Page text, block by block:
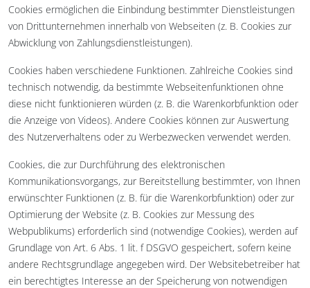
Cookies ermöglichen die Einbindung bestimmter Dienstleistungen
von Drittunternehmen innerhalb von Webseiten (z. B. Cookies zur
Abwicklung von Zahlungsdienstleistungen).
Cookies haben verschiedene Funktionen. Zahlreiche Cookies sind
technisch notwendig, da bestimmte Webseitenfunktionen ohne
diese nicht funktionieren würden (z. B. die Warenkorbfunktion oder
die Anzeige von Videos). Andere Cookies können zur Auswertung
des Nutzerverhaltens oder zu Werbezwecken verwendet werden.
Cookies, die zur Durchführung des elektronischen
Kommunikationsvorgangs, zur Bereitstellung bestimmter, von Ihnen
erwünschter Funktionen (z. B. für die Warenkorbfunktion) oder zur
Optimierung der Website (z. B. Cookies zur Messung des
Webpublikums) erforderlich sind (notwendige Cookies), werden auf
Grundlage von Art. 6 Abs. 1 lit. f DSGVO gespeichert, sofern keine
andere Rechtsgrundlage angegeben wird. Der Websitebetreiber hat
ein berechtigtes Interesse an der Speicherung von notwendigen